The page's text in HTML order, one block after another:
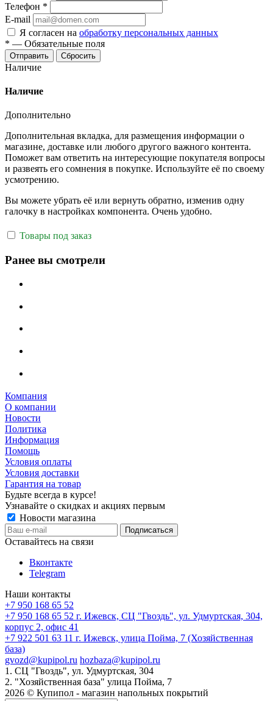
Телефон *
E-mail
Я согласен на обработку персональных данных
* — Обязательные поля
Отправить Сбросить
Наличие
Наличие
Дополнительно
Дополнительная вкладка, для размещения информации о
магазине, доставке или любого другого важного контента.
Поможет вам ответить на интересующие покупателя вопросы
и развеять его сомнения в покупке. Используйте её по своему
усмотрению.
Вы можете убрать её или вернуть обратно, изменив одну
галочку в настройках компонента. Очень удобно.
Товары под заказ
Ранее вы смотрели
Компания
О компании
Новости
Политика
Информация
Помощь
Условия оплаты
Условия доставки
Гарантия на товар
Будьте всегда в курсе!
Узнавайте о скидках и акциях первым
Новости магазина
Оставайтесь на связи
Вконтакте
Telegram
Наши контакты
+7 950 168 65 52
+7 950 168 65 52 г. Ижевск, СЦ "Гвоздь", ул. Удмуртская, 304,
корпус 2, офис 41
+7 922 501 63 11 г. Ижевск, улица Пойма, 7 (Хозяйственная
база)
gvozd@kupipol.ru hozbaza@kupipol.ru
1. СЦ "Гвоздь", ул. Удмуртская, 304
2. "Хозяйственная база" улица Пойма, 7
2026 © Купипол - магазин напольных покрытий